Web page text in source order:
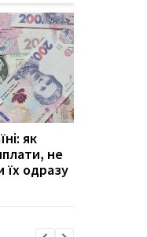
як
не
одразу